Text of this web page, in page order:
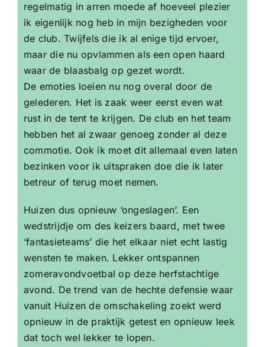
regelmatig in arren moede af hoeveel plezier
ik eigenlijk nog heb in mijn bezigheden voor
de club. Twijfels die ik al enige tijd ervoer,
maar die nu opvlammen als een open haard
waar de blaasbalg op gezet wordt.
De emoties loeien nu nog overal door de
gelederen. Het is zaak weer eerst even wat
rust in de tent te krijgen. De club en het team
hebben het al zwaar genoeg zonder al deze
commotie. Ook ik moet dit allemaal even laten
bezinken voor ik uitspraken doe die ik later
betreur of terug moet nemen.
Huizen dus opnieuw ‘ongeslagen’. Een
wedstrijdje om des keizers baard, met twee
‘fantasieteams’ die het elkaar niet echt lastig
wensten te maken. Lekker ontspannen
zomeravondvoetbal op deze herfstachtige
avond. De trend van de hechte defensie waar
vanuit Huizen de omschakeling zoekt werd
opnieuw in de praktijk getest en opnieuw leek
dat toch wel lekker te lopen.